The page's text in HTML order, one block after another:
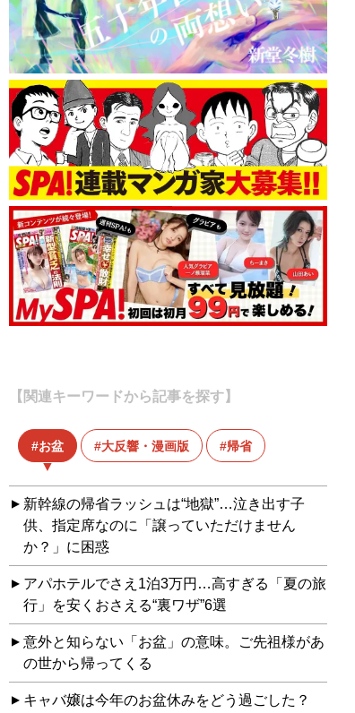
【関連キーワードから記事を探す】
お盆 大反響・漫画版 帰省
新幹線の帰省ラッシュは“地獄”…泣き出す子
供、指定席なのに「譲っていただけません
か？」に困惑
アパホテルでさえ1泊3万円…高すぎる「夏の旅
行」を安くおさえる“裏ワザ”6選
意外と知らない「お盆」の意味。ご先祖様があ
の世から帰ってくる
キャバ嬢は今年のお盆休みをどう過ごした？